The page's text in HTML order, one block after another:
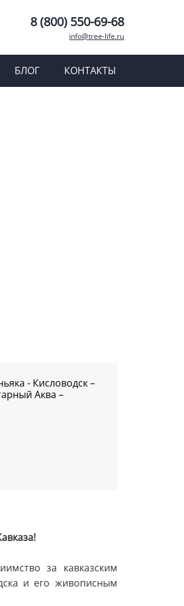
8 (800) 550-69-68
info@tree-life.ru
БЛОГ КОНТАКТЫ
- Кисловодск –
Аква –
за кавказским
и его живописным